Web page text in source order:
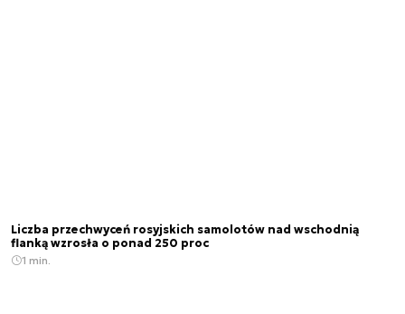
Liczba przechwyceń rosyjskich samolotów nad wschodnią
flanką wzrosła o ponad 250 proc
1 min.